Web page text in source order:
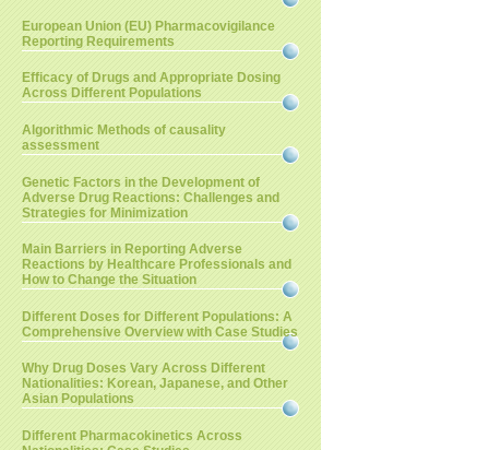
European Union (EU) Pharmacovigilance
Reporting Requirements
Efficacy of Drugs and Appropriate Dosing
Across Different Populations
Algorithmic Methods of causality
assessment
Genetic Factors in the Development of
Adverse Drug Reactions: Challenges and
Strategies for Minimization
Main Barriers in Reporting Adverse
Reactions by Healthcare Professionals and
How to Change the Situation
Different Doses for Different Populations: A
Comprehensive Overview with Case Studies
Why Drug Doses Vary Across Different
Nationalities: Korean, Japanese, and Other
Asian Populations
Different Pharmacokinetics Across